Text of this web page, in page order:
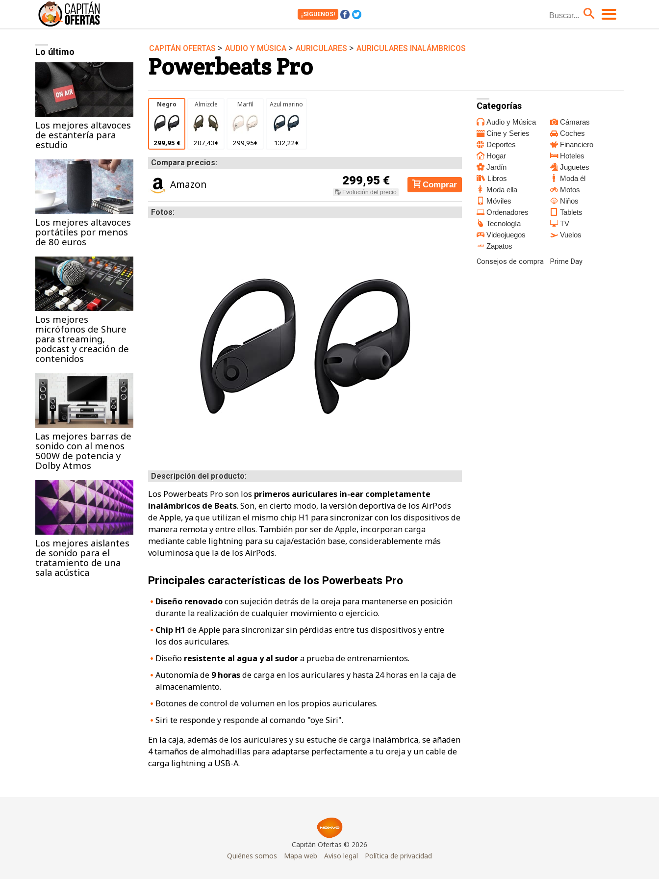
¡SÍGUENOS!
Audio y Música Cámaras Cine y Series
Coches
Financiero
Jardín
Moda ella
Motos
Niños
Ordenadores
Tablets
Videojuegos
Lo último
Los mejores altavoces
de estantería para
estudio
Los mejores altavoces
portátiles por menos
de 80 euros
Los mejores
micrófonos de Shure
para streaming,
podcast y creación de
contenidos
Las mejores barras de
sonido con al menos
500W de potencia y
Dolby Atmos
Los mejores aislantes
de sonido para el
tratamiento de una
sala acústica
CAPITÁN OFERTAS > AUDIO Y MÚSICA > AURICULARES > AURICULARES INALÁMBRICOS
Powerbeats Pro
Negro
299,95 €
Almizcle
207,43€
Marfil
299,95€
Azul marino
132,22€
Compara precios:
Amazon 299,95 €
Evolución del precio
Comprar
Fotos:
Descripción del producto:
Los Powerbeats Pro son los primeros auriculares in-ear completamente
inalámbricos de Beats. Son, en cierto modo, la versión deportiva de los AirPods
de Apple, ya que utilizan el mismo chip H1 para sincronizar con los dispositivos de
manera remota y entre ellos. También por ser de Apple, incorporan carga
mediante cable lightning para su caja/estación base, considerablemente más
voluminosa que la de los AirPods.
Principales características de los Powerbeats Pro
Diseño renovadocon sujeción detrás de la oreja para mantenerse en posición
durante la realización de cualquier movimiento o ejercicio.
Chip H1 de Apple para sincronizar sin pérdidas entre tus dispositivos y entre
los dos auriculares.
Diseño resistente al agua y al sudora prueba de entrenamientos.
Autonomía de 9 horasde carga en los auriculares y hasta 24 horas en la caja de
almacenamiento.
Botones de control de volumen en los propios auriculares.
Siri te responde y responde al comando "oye Siri".
En la caja, además de los auriculares y su estuche de carga inalámbrica, se añaden
4 tamaños de almohadillas para adaptarse perfectamente a tu oreja y un cable de
carga lightning a USB-A.
Categorías
Audio y Música
Cámaras
Cine y Series
Coches
Deportes
Financiero
Hogar
Hoteles
Jardín
Juguetes
Libros
Moda él
Moda ella
Motos
Móviles
Niños
Ordenadores
Tablets
Tecnología
TV
Videojuegos
Vuelos
Zapatos
Consejos de compra Prime Day
Capitán Ofertas © 2026
Quiénes somos
Mapa web Aviso legal Política de privacidad